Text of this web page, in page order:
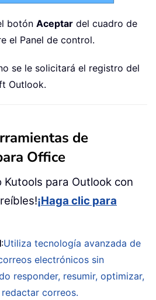
botón Aceptar del cuadro de
el Panel de control.
se le solicitará el registro del
Outlook.
de
Office
Kutools para Outlook con
¡Haga clic para
:Utiliza tecnología avanzada de
electrónicos sin
responder, resumir, optimizar,
correos.